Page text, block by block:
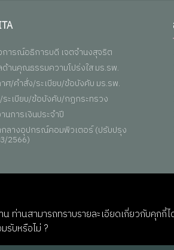
การณ์อธิการบดี เจตจำนงสุจริต
านคุณธรรมความโปร่งใส มร.รพ.
ศ/คำสั่ง/ระเบียบ/ข้อบังคับ มร.รพ.
ะเบียบ/ข้อบังคับ/กฏกระทรวง
นการเงินประจำปี
กลางอุปกรณ์คอมพิวเตอร์ (ปรับปรุง
2566)
ท่านสามารถทราบรายละเอียดเกี่ยวกับคุกกี้
รับหรือไม่ ?